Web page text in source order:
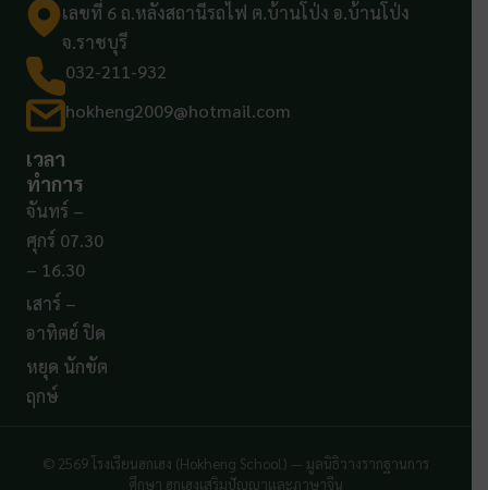
เลขที่ 6 ถ.หลังสถานีรถไฟ ต.บ้านโป่ง อ.บ้านโป่ง
จ.ราชบุรี
032-211-932
hokheng2009@hotmail.com
เวลา
ทำการ
จันทร์ –
ศุกร์ 07.30
– 16.30
เสาร์ –
อาทิตย์ ปิด
หยุด นักขัต
ฤกษ์
© 2569 โรงเรียนฮกเฮง (Hokheng School) — มูลนิธิวางรากฐานการ
ศึกษา ฮกเฮงเสริมปัญญาและภาษาจีน